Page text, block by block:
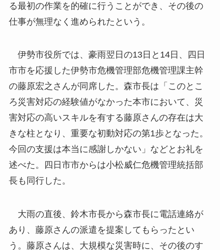
る最初の作業を的確に行うことができ、その後の
仕事が無理なく進められたという。
伊勢市役所では、豪雨翌日の13日と14日、四日
市市を応援した伊勢市危機管理部危機管理課主幹
の藤原宏之さんが同席した。森市長は「このとこ
ろ災害対応の経験値がなかった本市において、災
害対応の高いスキルを有する藤原さんの存在は大
きな柱となり、重要な初動対応の第1歩となった。
今回の支援は本当に感謝しかない」などとお礼を
述べた。四日市市からは小松威仁危機管理統括部
長も同行した。
大雨の直後、鈴木市長から森市長に電話連絡が
あり、藤原さんの派遣を提案してもらったとい
う。藤原さんは、大規模な災害時に、その後のす